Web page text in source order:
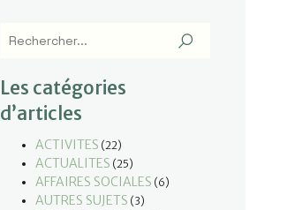
Les catégories
d’articles
ACTIVITES (22)
ACTUALITES (25)
AFFAIRES SOCIALES (6)
AUTRES SUJETS (3)